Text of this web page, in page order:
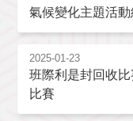
氣候變化主題活動
2025-01-23
班際利是封回收
比賽